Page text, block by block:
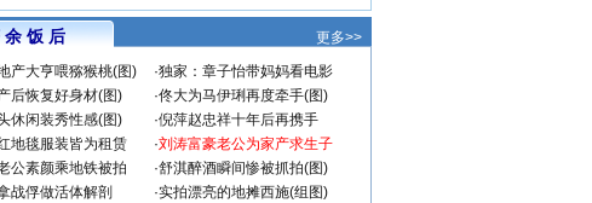
余 饭 后
更多>>
产大亨喂猕猴桃(图) ·独家：章子怡带妈妈看电影
后恢复好身材(图) ·佟大为马伊琍再度牵手(图)
休闲装秀性感(图) ·倪萍赵忠祥十年后再携手
地毯服装皆为租赁 ·刘涛富豪老公为家产求生子
公素颜乘地铁被拍 ·舒淇醉酒瞬间惨被抓拍(图)
战俘做活体解剖 ·实拍漂亮的地摊西施(组图)